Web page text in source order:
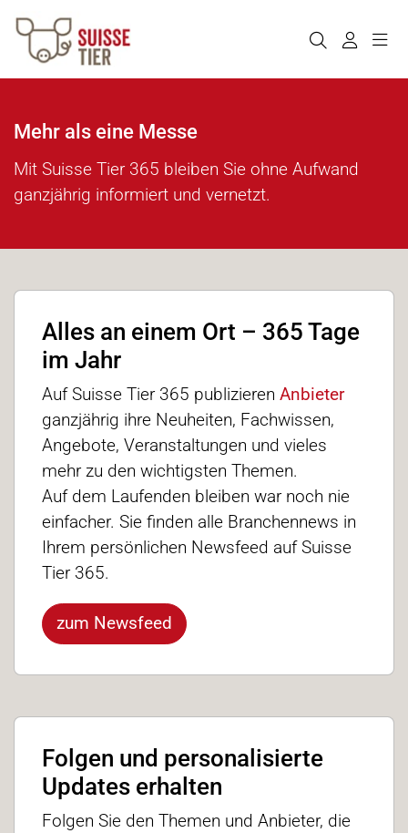
Mehr als eine Messe
Mit Suisse Tier 365 bleiben Sie ohne Aufwand
ganzjährig informiert und vernetzt.
Alles an einem Ort – 365 Tage
im Jahr
Auf Suisse Tier 365 publizieren Anbieter
ganzjährig ihre Neuheiten, Fachwissen,
Angebote, Veranstaltungen und vieles
mehr zu den wichtigsten Themen.
Auf dem Laufenden bleiben war noch nie
einfacher. Sie finden alle Branchennews in
Ihrem persönlichen Newsfeed auf Suisse
Tier 365.
zum Newsfeed
Folgen und personalisierte
Updates erhalten
Folgen Sie den Themen und Anbieter, die